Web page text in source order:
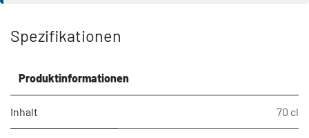
Spezifikationen
Produktinformationen
Inhalt 70 cl